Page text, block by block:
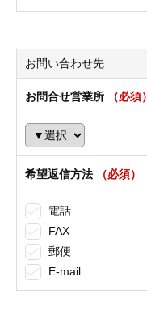
お問い合わせ先
お問合せ営業所 （必須）
希望返信方法 （必須）
電話
FAX
郵便
E-mail